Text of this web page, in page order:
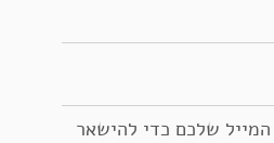
שלכם כדי להישאר